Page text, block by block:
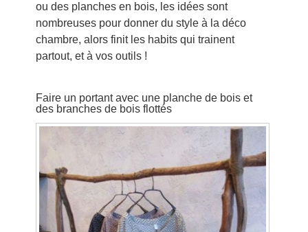
ou des planches en bois, les idées sont
nombreuses pour donner du style à la déco
chambre, alors finit les habits qui trainent
partout, et à vos outils !
Faire un portant avec une planche de bois et
des branches de bois flottés